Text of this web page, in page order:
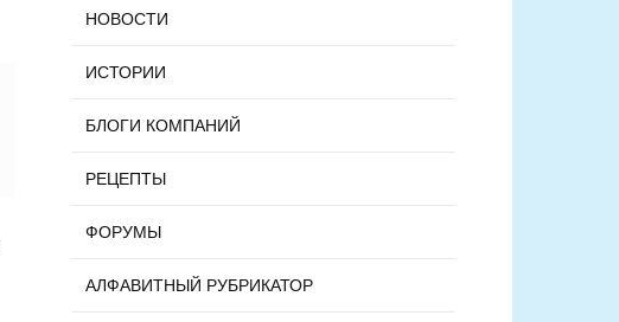
НОВОСТИ
ИСТОРИИ
БЛОГИ КОМПАНИЙ
РЕЦЕПТЫ
ФОРУМЫ
АЛФАВИТНЫЙ РУБРИКАТОР